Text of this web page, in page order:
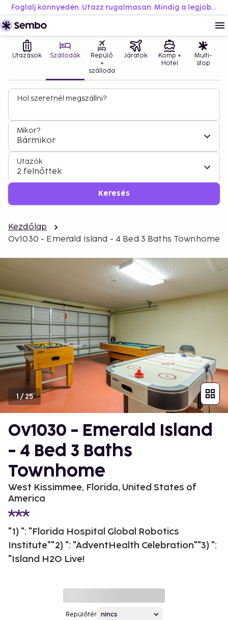
Foglalj könnyedén. Utazz rugalmasan. Mindig a legjobb áron.
Utazások Szállodák
Repülő
+
szálloda
Járatok
Komp +
Hotel
Multi-
stop
Hol szeretnél megszállni?
Mikor?
Bármikor
Utazók
2 felnőttek
Keresés
Kezdőlap
Ov1030 - Emerald Island - 4 Bed 3 Baths Townhome
1 /25
Ov1030 - Emerald Island
- 4 Bed 3 Baths
Townhome
West Kissimmee, Florida, United States of
America
"1) ": "Florida Hospital Global Robotics
Institute""2) ": "AdventHealth Celebration""3) ":
"Island H2O Live!
Repülőtér